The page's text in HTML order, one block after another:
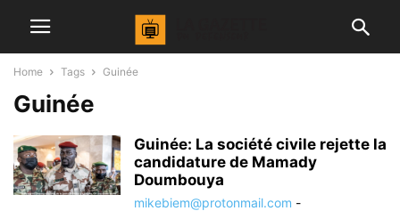
Home Tags Guinée
Guinée
Guinée: La société civile rejette la
candidature de Mamady
Doumbouya
mikebiem@protonmail.com -